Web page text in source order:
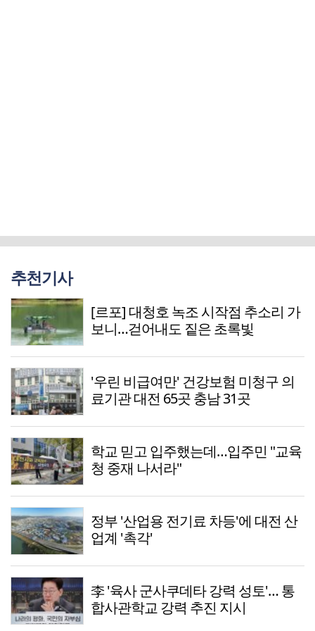
추천기사
[르포] 대청호 녹조 시작점 추소리 가
보니…걷어내도 짙은 초록빛
'우린 비급여만' 건강보험 미청구 의
료기관 대전 65곳 충남 31곳
학교 믿고 입주했는데…입주민 "교육
청 중재 나서라"
정부 '산업용 전기료 차등'에 대전 산
업계 '촉각'
李 '육사 군사쿠데타 강력 성토'… 통
합사관학교 강력 추진 지시